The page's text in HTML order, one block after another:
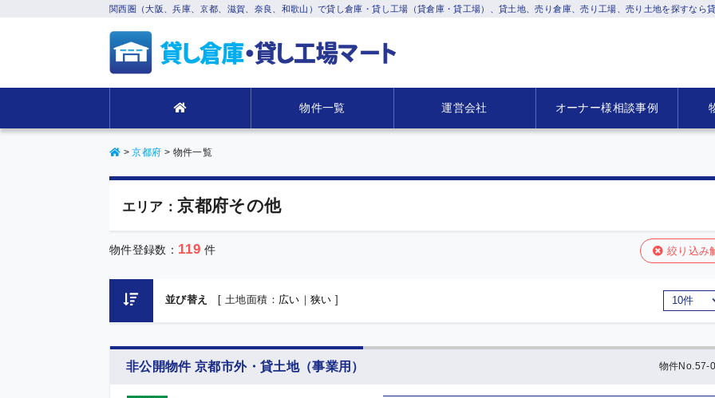
関西圏（大阪、兵庫、京都、滋賀、奈良、和歌山）で貸し倉庫・貸し工場（貸倉庫・貸工場）、貸土地、売り倉庫、売り工場、売り土地を探すなら
物件一覧 運営会社 オーナー様相談事例
>京都府 > 物件一覧
エリア： 京都府その他
物件登録数： 119 件 絞り込み
並び替え [ 土地面積： 広い ｜ 狭い ]
非公開物件 京都市外・貸土地（事業用） 物件No.57-